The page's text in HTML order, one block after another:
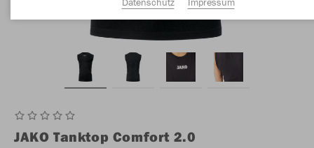
JAKO Tanktop Comfort 2.0